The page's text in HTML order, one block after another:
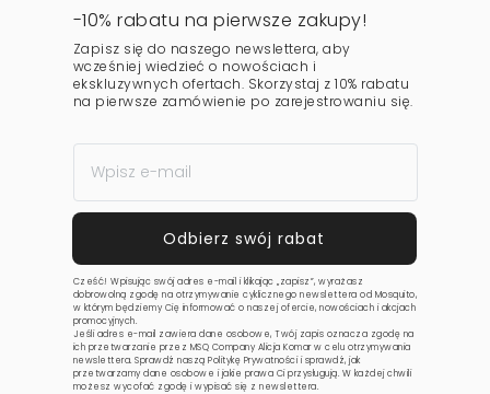
-10% rabatu na pierwsze zakupy!
Zapisz się do naszego newslettera, aby
wcześniej wiedzieć o nowościach i
ekskluzywnych ofertach. Skorzystaj z 10% rabatu
na pierwsze zamówienie po zarejestrowaniu się.
Cześć! Wpisując swój adres e-mail i klikając „zapisz”, wyrażasz
dobrowolną zgodę na otrzymywanie cyklicznego newslettera od Mosquito,
w którym będziemy Cię informować o naszej ofercie, nowościach i akcjach
promocyjnych.
Jeśli adres e-mail zawiera dane osobowe, Twój zapis oznacza zgodę na
ich przetwarzanie przez MSQ Company Alicja Komar w celu otrzymywania
newslettera. Sprawdź naszą Politykę Prywatnościi sprawdź, jak
przetwarzamy dane osobowe i jakie prawa Ci przysługują. W każdej chwili
możesz wycofać zgodę i wypisać się z newslettera.